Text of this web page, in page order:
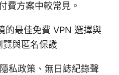
費方案中較常見。
的最佳免費 VPN 選擇與
覽與匿名保護
私政策、無日誌紀錄聲